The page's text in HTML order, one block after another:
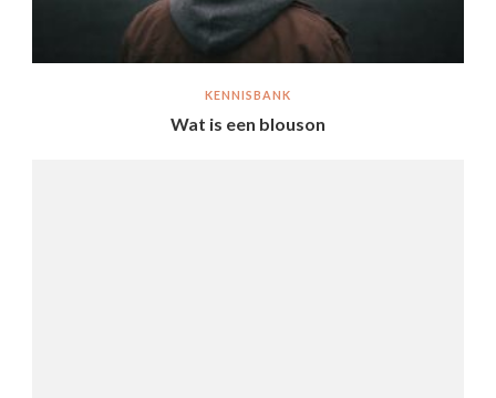
KENNISBANK
Wat is een blouson